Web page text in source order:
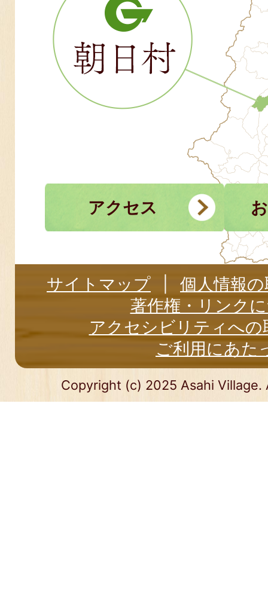
アクセス
サイトマップ
個人情報
著作権・リンク
アクセシビリティへの
ご利用にあた
Copyright (c) 2025 Asahi Village.